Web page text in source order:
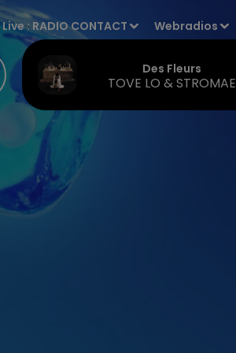
Live :RADIO CONTACT Webradios
Des Fleurs
TOVE LO & STROMAE